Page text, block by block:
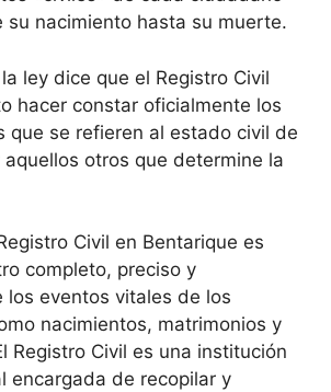
su nacimiento hasta su muerte.
ley dice que el Registro Civil
hacer constar oficialmente los
que se refieren al estado civil de
aquellos otros que determine la
Civil en Bentarique es
completo, preciso y
los eventos vitales de los
nacimientos, matrimonios y
Registro Civil es una institución
encargada de recopilar y